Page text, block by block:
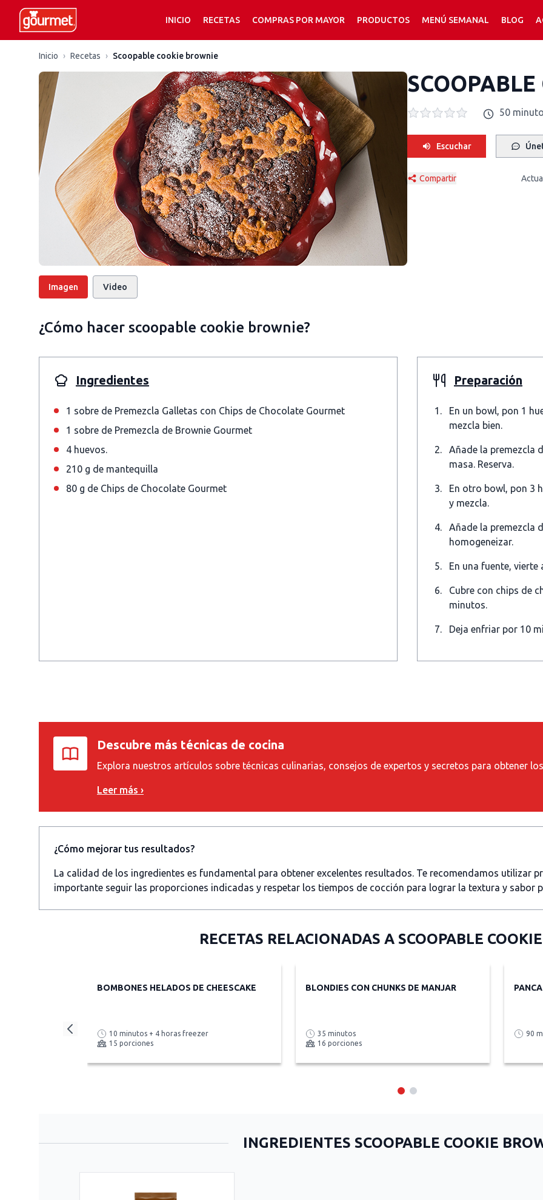
INICIO RECETAS COMPRAS POR MAYOR PRODUCTOS MENÚ SEMANAL BLOG
Inicio › Recetas › Scoopable cookie brownie
Imagen Video
50
Escuchar
Compartir
¿Cómo hacer scoopable cookie brownie?
Ingredientes
1 sobre de Premezcla Galletas con Chips de Chocolate Gourmet
1 sobre de Premezcla de Brownie Gourmet
4 huevos.
210 g de mantequilla
80 g de Chips de Chocolate Gourmet
Preparación
En un bowl, pon 1
mezcla bien.
Añade la premezcla
masa. Reserva.
En otro bowl, pon 3
y mezcla.
Añade la premezcla
homogeneizar.
En una fuente,
Cubre con chips de
minutos.
Deja enfriar por 10
Descubre más técnicas de cocina
Explora nuestros artículos sobre técnicas culinarias, consejos de expertos y secretos para obtener
Leer más ›
¿Cómo mejorar tus resultados?
La calidad de los ingredientes es fundamental para obtener excelentes resultados. Te recomendamos utilizar
importante seguir las proporciones indicadas y respetar los tiempos de cocción para lograr la textura y sabor
RECETAS RELACIONADAS A SCOOPABLE
BOMBONES HELADOS DE CHEESCAKE
10 minutos + 4 horas freezer
15 porciones
BLONDIES CON CHUNKS DE MANJAR
35 minutos
16 porciones
90
INGREDIENTES SCOOPABLE COOKIE